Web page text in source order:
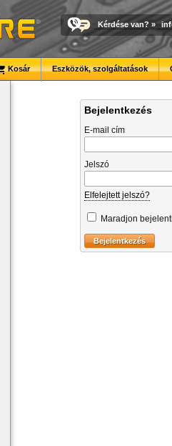
Kérdése van? »
Kosár Eszközök, szolgáltatások
Bejelentkezés
E-mail cím
Jelszó
Elfelejtett jelszó?
Maradjon